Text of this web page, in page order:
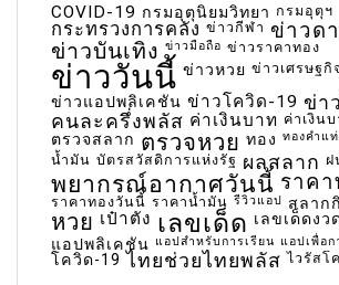
COVID-19 กรมอุตุนิยมวิทยา กรมอุตุฯ
กระทรวงการคลัง ข่าวกีฬา ข่าวด
ข่าวบันเทิง ข่าวมือถือ ข่าวราคาทอง
ข่าววันนี้ ข่าวหวย ข่าวเศรษฐกิ
ข่าวแอปพลิเคชัน ข่าวโควิด-19 ข่า
คนละครึ่งพลัส ค่าเงินบาท ค่าเงิน
ตรวจสลาก ตรวจหวย ทอง ทองคำแท่
น้ำมัน บัตรสวัสดิการแห่งรัฐ ผลสลาก ฝ
พยากรณ์อากาศวันนี้ ราคา
ราคาทองวันนี้ ราคาน้ำมัน รีวิวแอป สลาก
หวย เป๋าตัง เลขเด็ด เลขเด็ดงว
แอปพลิเคชัน แอปสำหรับการเรียน แอปเพื่อก
โควิด-19 ไทยช่วยไทยพลัส ไวรัสโ